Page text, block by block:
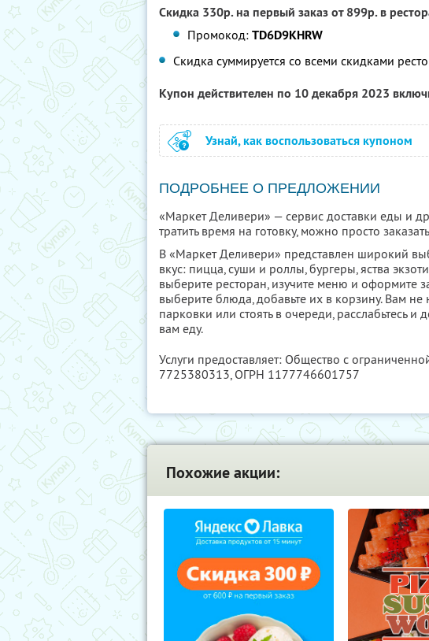
Скидка 330р. на первый заказ от 899р. в
Промокод:TD6D9KHRW
Скидка суммируется со всеми скидками
Купон действителен по 10 декабря 2023
Узнай, как воспользоваться купоном
ПОДРОБНЕЕ О ПРЕДЛОЖЕНИИ
«Маркет Деливери» — сервис доставки еды и
тратить время на готовку, можно просто
В «Маркет Деливери» представлен широкий
вкус: пицца, суши и роллы, бургеры, яства
выберите ресторан, изучите меню и оформите
выберите блюда, добавьте их в корзину. Вам не
парковки или стоять в очереди, расслабьтесь
вам еду.
Услуги предоставляет: Общество с
7725380313, ОГРН 1177746601757
Похожие акции: